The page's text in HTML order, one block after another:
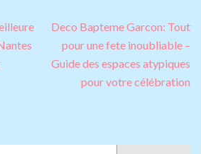
Deco Bapteme Garcon: Tout
pour une fete inoubliable –
Guide des espaces atypiques
pour votre célébration